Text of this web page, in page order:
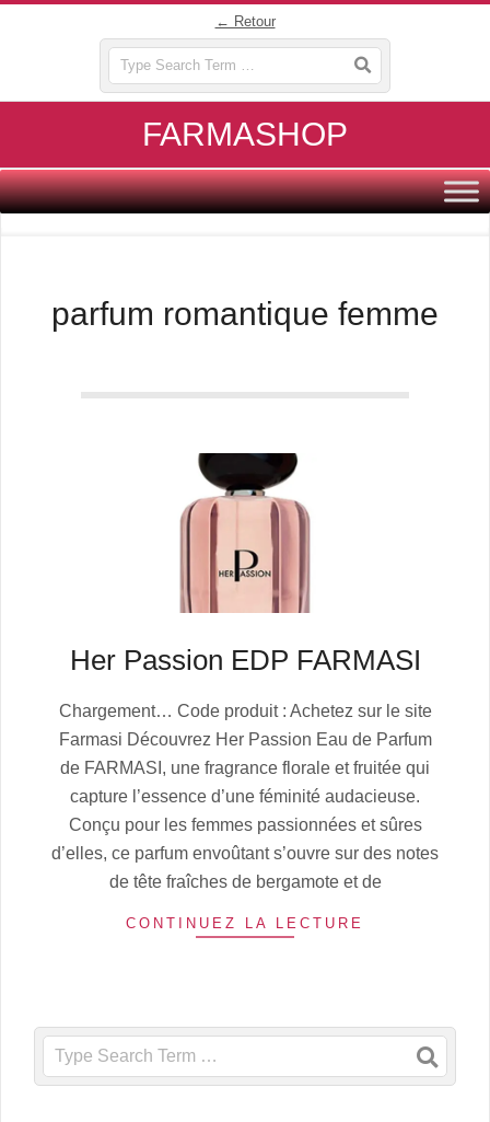
← Retour
FARMASHOP
Primary
Navigation
parfum romantique femme
Her Passion EDP FARMASI
07-
06
Chargement… Code produit : Achetez sur le site
Farmasi Découvrez Her Passion Eau de Parfum
de FARMASI, une fragrance florale et fruitée qui
capture l’essence d’une féminité audacieuse.
Conçu pour les femmes passionnées et sûres
d’elles, ce parfum envoûtant s’ouvre sur des notes
de tête fraîches de bergamote et de
CONTINUEZ LA LECTURE
Search